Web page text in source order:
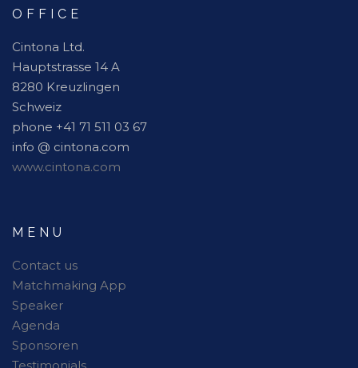
OFFICE
Cintona Ltd.
Hauptstrasse 14 A
8280 Kreuzlingen
Schweiz
phone +41 71 511 03 67
info @ cintona.com
www.cintona.com
MENU
Contact us
Matchmaking App
Speaker
Agenda
Sponsoren